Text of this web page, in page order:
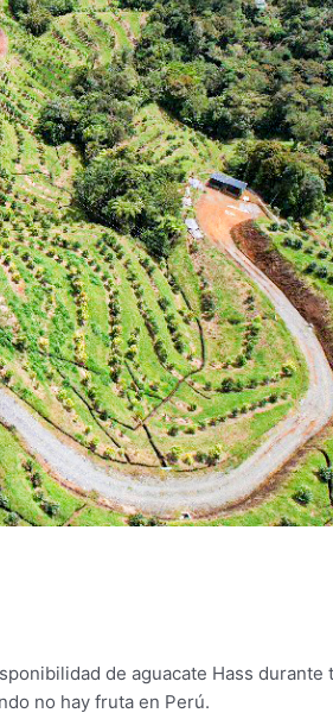
de aguacate Hass durante
no hay fruta en Perú.